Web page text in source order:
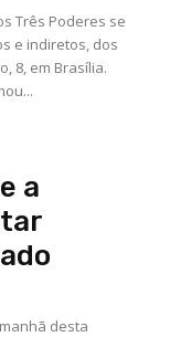
Três Poderes se
e indiretos, dos
8, em Brasília.
a
desta